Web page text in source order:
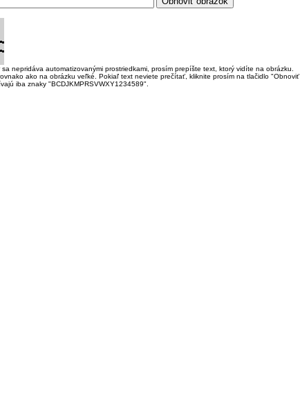
nepridáva automatizovanými prostriedkami, prosím prepíšte text, ktorý vidíte na obrázku.
ako na obrázku veľké. Pokiaľ text neviete prečítať, kliknite prosím na tlačidlo "Obnoviť
iba znaky "BCDJKMPRSVWXY1234589".